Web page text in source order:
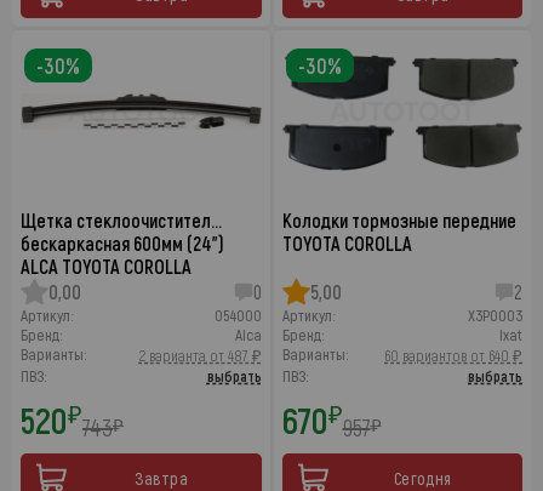
Щетка стеклоочистител…
бескаркасная 600мм (24")
ALCA TOYOTA COROLLA
0,00
0
Артикул:
054000
Бренд:
Alca
Варианты:
2 варианта от 487 ₽
ПВЗ:
выбрать
520₽743₽
Завтра
-30%
Колодки тормозные передние
TOYOTA COROLLA
5,00 2
Артикул:
X3P0003
Бренд:
Ixat
Варианты:
60 вариантов от 640 ₽
ПВЗ:
выбрать
670₽957₽
Сегодня
-30%